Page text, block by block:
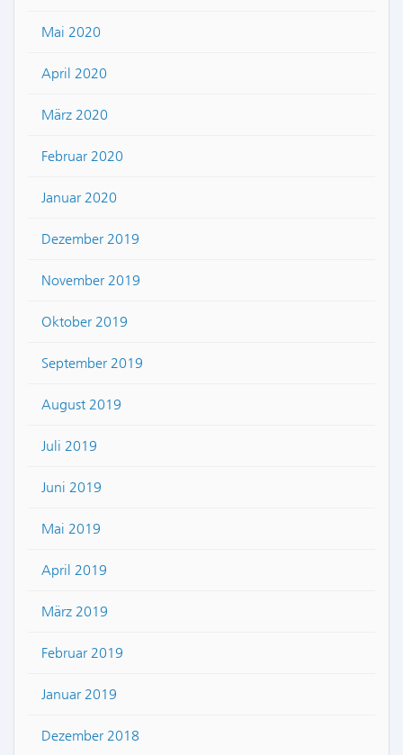
Mai 2020
April 2020
März 2020
Februar 2020
Januar 2020
Dezember 2019
November 2019
Oktober 2019
September 2019
August 2019
Juli 2019
Juni 2019
Mai 2019
April 2019
März 2019
Februar 2019
Januar 2019
Dezember 2018